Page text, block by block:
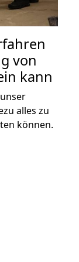
von
kann
alles zu
können.